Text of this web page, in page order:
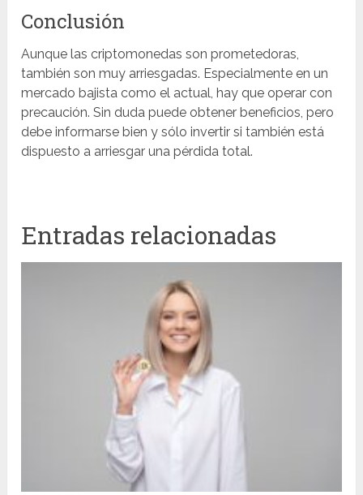
Conclusión
Aunque las criptomonedas son prometedoras,
también son muy arriesgadas. Especialmente en un
mercado bajista como el actual, hay que operar con
precaución. Sin duda puede obtener beneficios, pero
debe informarse bien y sólo invertir si también está
dispuesto a arriesgar una pérdida total.
Entradas relacionadas